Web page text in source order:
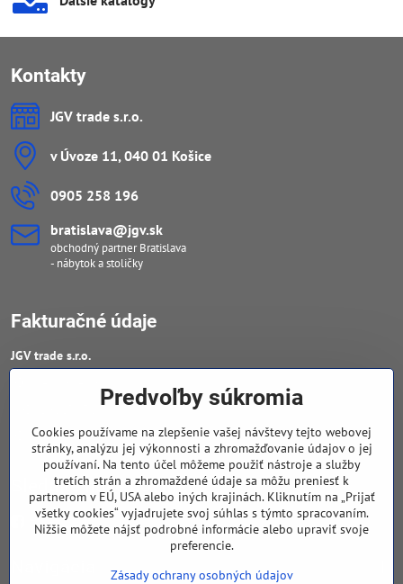
Kontakty
JGV trade s​.r​.o​.
v Úvoze 11, 040 01 Košice
0905 258 196
bratislava​@jgv​.sk
obchodný partner Bratislava
- nábytok a stoličky
Fakturačné údaje
JGV trade s​.r​.o​.
DIČ : 20223652906
IČ DPH : SK 2023652906
Sledujte naše novinky
Facebook
Predvoľby súkromia
Cookies používame na zlepšenie vašej návštevy tejto webovej
stránky, analýzu jej výkonnosti a zhromažďovanie údajov o jej
používaní. Na tento účel môžeme použiť nástroje a služby
tretích strán a zhromaždené údaje sa môžu preniesť k
partnerom v EÚ, USA alebo iných krajinách. Kliknutím na „Prijať
všetky cookies“ vyjadrujete svoj súhlas s týmto spracovaním.
Nižšie môžete nájsť podrobné informácie alebo upraviť svoje
preferencie.
Zásady ochrany osobných údajov